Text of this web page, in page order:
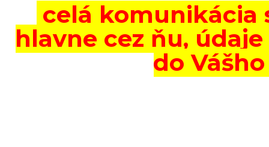
celá komunikácia
hlavne cez ňu,
do